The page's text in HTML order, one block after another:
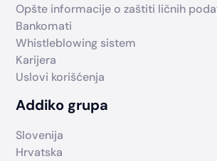
Opšte informacije o zaštiti ličnih
Bankomati
Whistleblowing sistem
Karijera
Uslovi korišćenja
Addiko grupa
Slovenija
Hrvatska